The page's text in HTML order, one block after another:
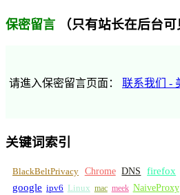
保密留言 （只有站长在后台可
请進入保密留言页面： 联系我们 -
关键词索引
BlackBeltPrivacy Chrome DNS firefox
google ipv6 Linux mac meek NaiveProxy